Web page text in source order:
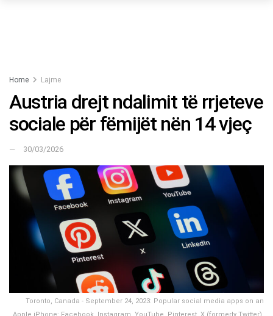
Home Lajme
Austria drejt ndalimit të rrjeteve
sociale për fëmijët nën 14 vjeç
30/03/2026
Toronto, Canada - September 24, 2023: Popular social media apps on an
Apple iPhone: Facebook, Instagram, YouTube, Pinterest, X (formerly Twitter),